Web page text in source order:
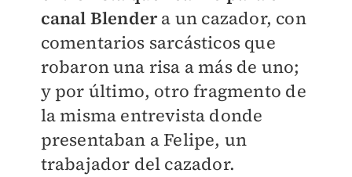
canal Blendera un cazador, con
comentarios sarcásticos que
robaron una risa a más de uno;
y por último, otro fragmento de
la misma entrevista donde
presentaban a Felipe, un
trabajador del cazador.